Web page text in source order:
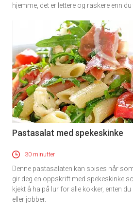
hjemme, det er lettere og raskere enn du
Pastasalat med spekeskinke
30 minutter
Denne pastasalaten kan spises når
gir deg en oppskrift med spekeskinke
kjekt å ha på lur for alle kokker, enten du
eller jobber.